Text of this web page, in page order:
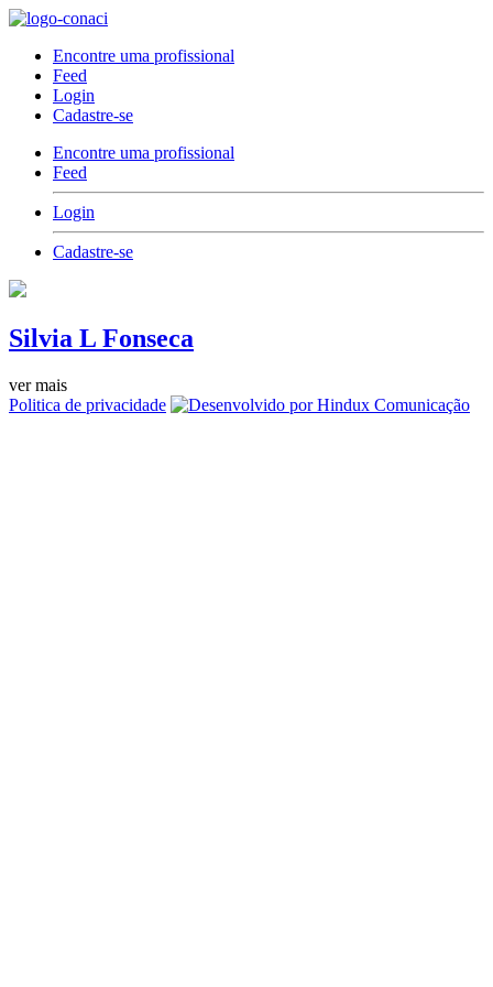
Encontre uma profissional
Feed
Login
Cadastre-se
Encontre uma profissional
Feed
Login
Cadastre-se
Silvia L Fonseca
ver mais
Politica de privacidade